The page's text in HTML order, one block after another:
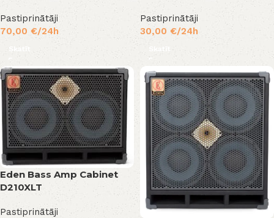
Pastiprinātāji
70,00 €/24h
Skatīt
Pastiprinātāji
30,00 €/24h
Skatīt
Eden Bass Amp Cabinet
D210XLT
Pastiprinātāji